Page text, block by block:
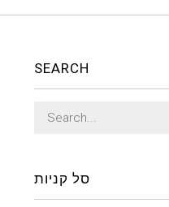
SEARCH
Search
סל קניות